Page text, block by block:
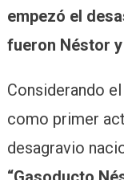
empezó el
fueron Néstor
Considerando
como primer
desagravio